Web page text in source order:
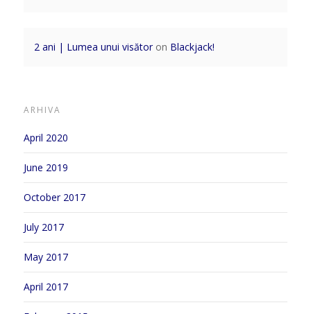
2 ani | Lumea unui visătoron Blackjack!
ARHIVA
April 2020
June 2019
October 2017
July 2017
May 2017
April 2017